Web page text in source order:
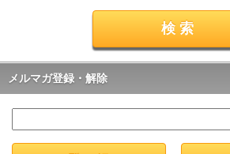
メルマガ登録・解除